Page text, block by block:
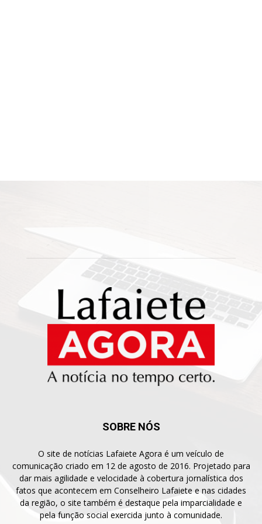
SOBRE NÓS
O site de notícias Lafaiete Agora é um veículo de
comunicação criado em 12 de agosto de 2016. Projetado para
dar mais agilidade e velocidade à cobertura jornalística dos
fatos que acontecem em Conselheiro Lafaiete e nas cidades
da região, o site também é destaque pela imparcialidade e
pela função social exercida junto à comunidade.